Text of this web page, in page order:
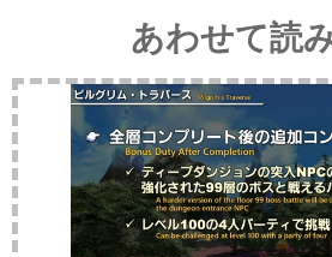
あわせて読